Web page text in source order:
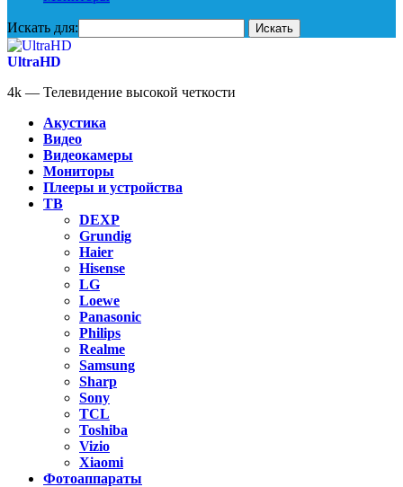
Искать для:
UltraHD
4k — Телевидение высокой четкости
Акустика
Видео
Видеокамеры
Мониторы
Плееры и устройства
ТВ
DEXP
Grundig
Haier
Hisense
LG
Loewe
Panasonic
Philips
Realme
Samsung
Sharp
Sony
TCL
Toshiba
Vizio
Xiaomi
Фотоаппараты